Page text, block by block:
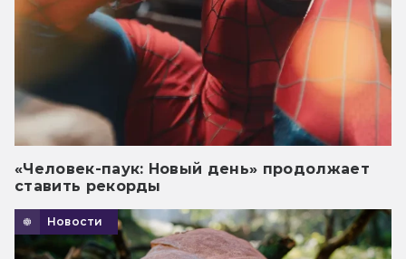
«Человек-паук: Новый день» продолжает
ставить рекорды
Новости